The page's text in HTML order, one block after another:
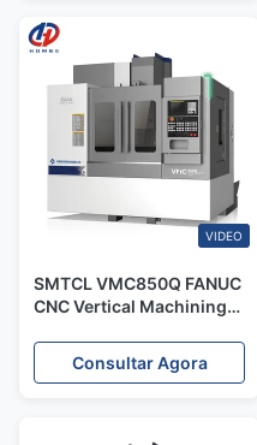
médicos
VIDEO
SMTCL VMC850Q FANUC
CNC Vertical Machining
precisão de 4 eixos para
fabricação de peças
Consultar Agora